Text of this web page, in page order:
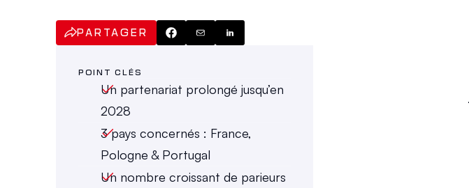
PARTAGER
POINT CLÉS
Un partenariat prolongé jusqu’en
2028
3 pays concernés : France,
Pologne & Portugal
Un nombre croissant de parieurs